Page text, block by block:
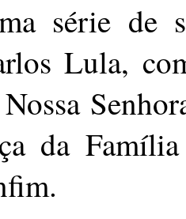
série de
Lula,
da